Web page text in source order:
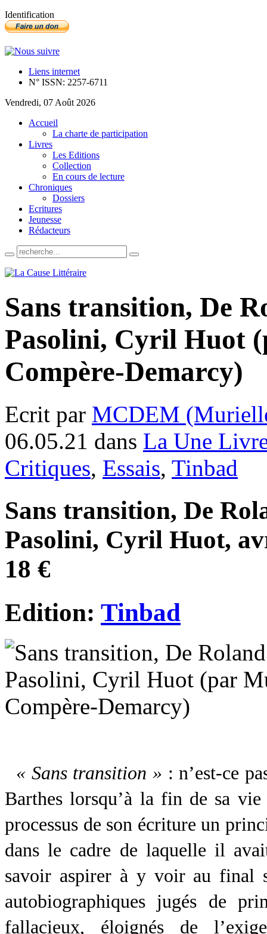
Identification
Liens internet
N° ISSN: 2257-6711
Vendredi, 07 Août 2026
Accueil
La charte de participation
Livres
Les Editions
Collection
En cours de lecture
Chroniques
Dossiers
Ecritures
Jeunesse
Rédacteurs
Sans transition, De
Pasolini, Cyril Huot
Compère-Demarcy)
Ecrit par MCDEM
06.05.21 dans La Une
Critiques, Essais, Tinbad
Sans transition, De
Pasolini, Cyril Huot,
18 €
Edition: Tinbad
« Sans transition » : n’est-ce
Barthes lorsqu’à la fin de sa
processus de son écriture un
dans le cadre de laquelle il
savoir aspirer à y voir au final
autobiographiques jugés de
fallacieux, éloignés de